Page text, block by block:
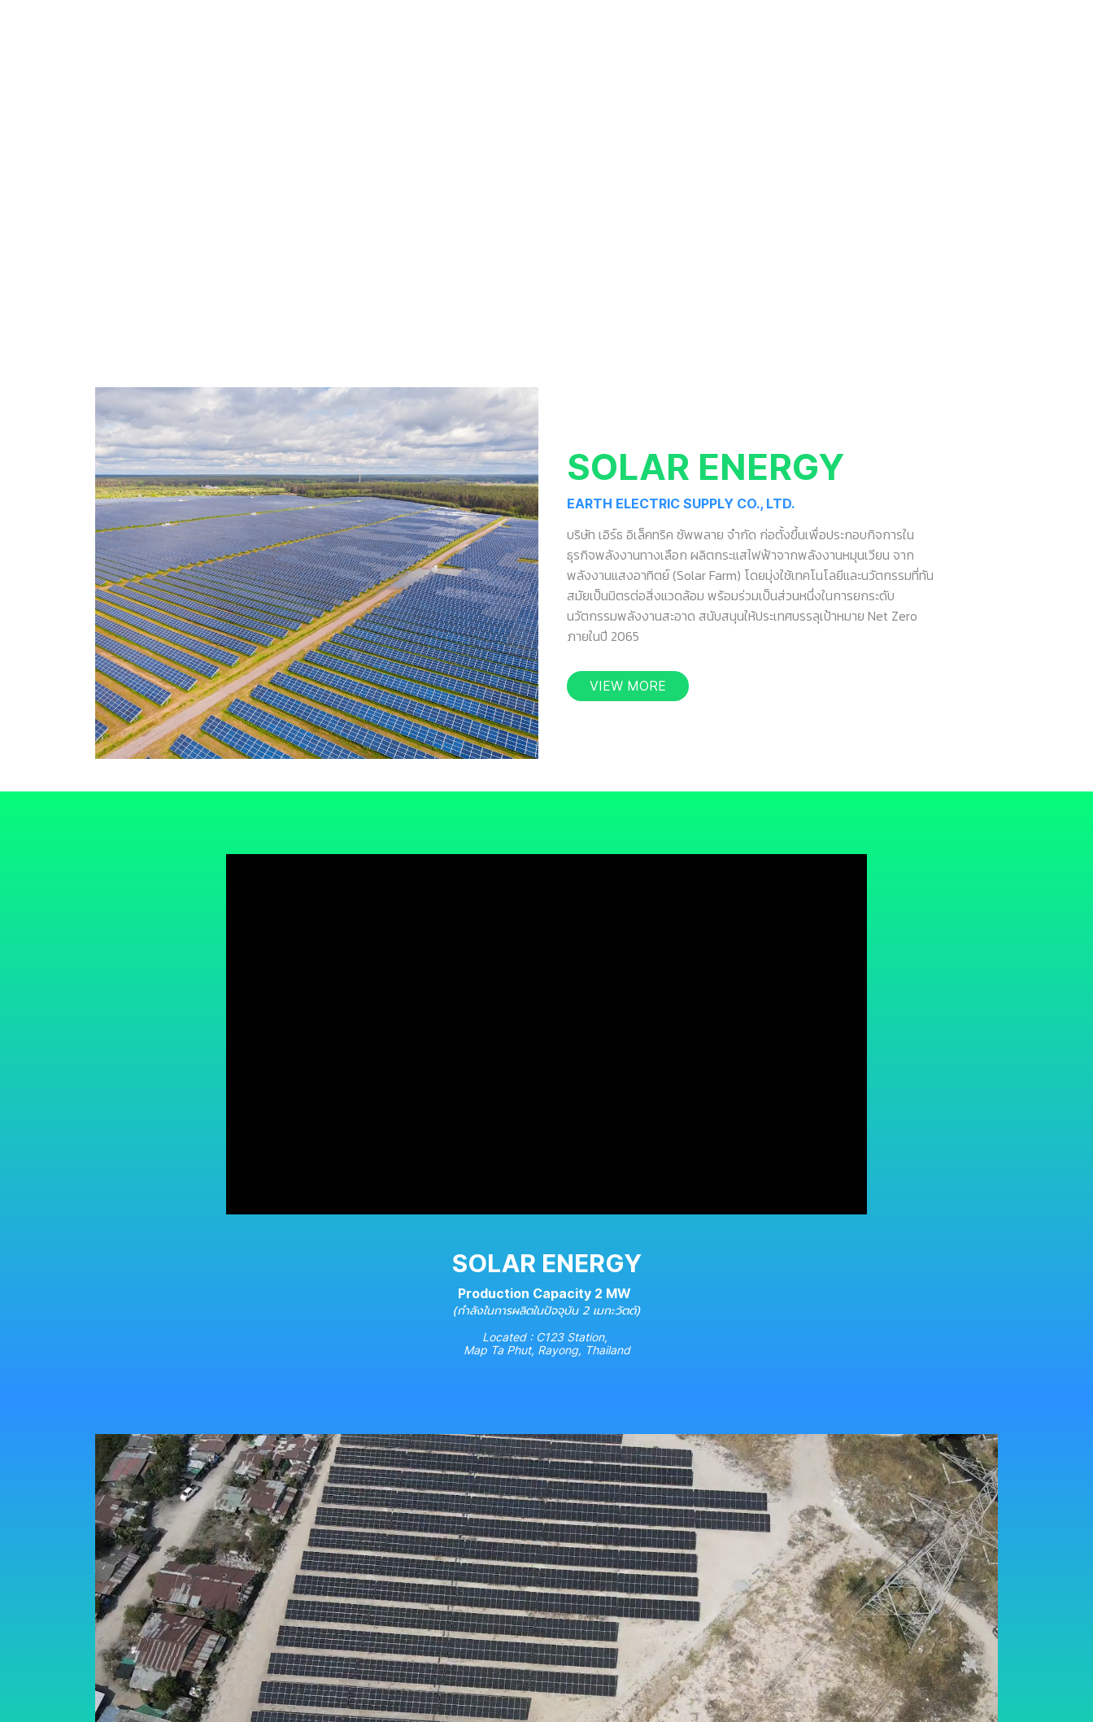
SOLAR ENERGY
EARTH ELECTRIC SUPPLY CO., LTD.
บริษัท เอิร์ธ อิเล็คทริค ซัพพลาย จำกัด ก่อตั้งขึ้นเพื่อประกอบกิจการใน
ธุรกิจพลังงานทางเลือก ผลิตกระแสไฟฟ้าจากพลังงานหมุนเวียน จาก
พลังงานแสงอาทิตย์ (Solar Farm) โดยมุ่งใช้เทคโนโลยีและนวัตกรรมที่ทัน
สมัยเป็นมิตรต่อสิ่งแวดล้อม พร้อมร่วมเป็นส่วนหนึ่งในการยกระดับ
นวัตกรรมพลังงานสะอาด สนับสนุนให้ประเทศบรรลุเป้าหมาย Net Zero
ภายในปี 2065
VIEW MORE
SOLAR ENERGY
Production Capacity 2 MW
(กำลังในการผลิตในปัจจุบัน 2 เมกะวัตต์)
Located : C123 Station,
Map Ta Phut, Rayong, Thailand